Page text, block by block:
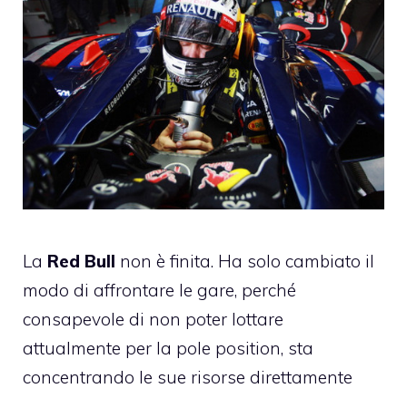
La Red Bull non è finita. Ha solo cambiato il
modo di affrontare le gare, perché
consapevole di non poter lottare
attualmente per la pole position, sta
concentrando le sue risorse direttamente